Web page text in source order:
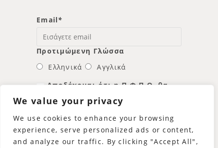
We value your privacy
We use cookies to enhance your browsing
experience, serve personalized ads or content,
and analyze our traffic. By clicking "Accept All",
Email*
Προτιμώμενη Γλώσσα
Ελληνικά
Αγγλικά
Αποδέχομαι ότι η Π.Φ.Π.Ο. θα
email μου για να μου στείλει νέα